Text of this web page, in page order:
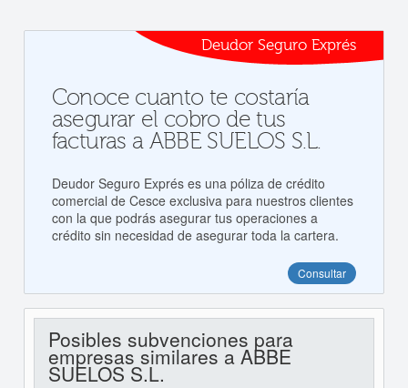
Deudor Seguro Exprés
Conoce cuanto te costaría
asegurar el cobro de tus
facturas a ABBE SUELOS S.L.
Deudor Seguro Exprés es una póliza de crédito
comercial de Cesce exclusiva para nuestros clientes
con la que podrás asegurar tus operaciones a
crédito sin necesidad de asegurar toda la cartera.
Consultar
Posibles subvenciones para
empresas similares a ABBE
SUELOS S.L.